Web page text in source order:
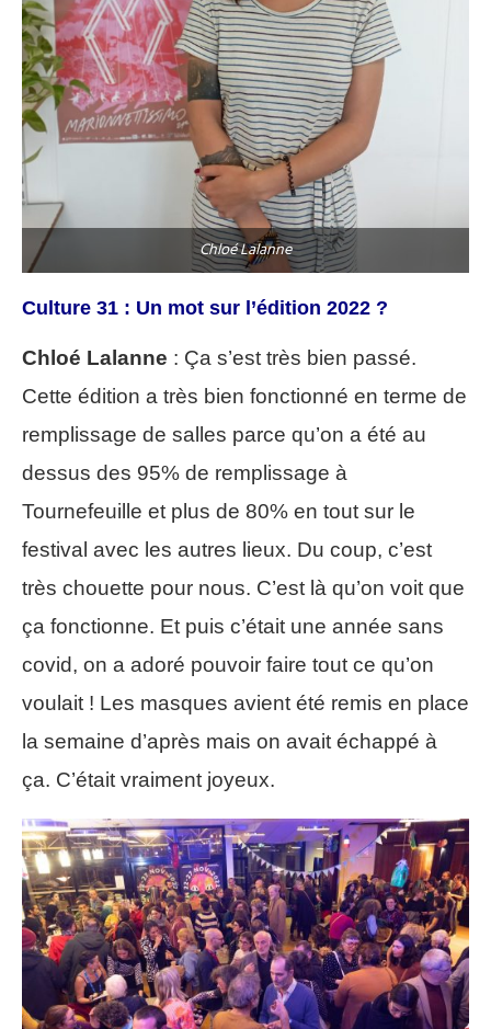
Chloé Lalanne
Culture 31 : Un mot sur l’édition 2022 ?
Chloé Lalanne : Ça s’est très bien passé.
Cette édition a très bien fonctionné en terme de
remplissage de salles parce qu’on a été au
dessus des 95% de remplissage à
Tournefeuille et plus de 80% en tout sur le
festival avec les autres lieux. Du coup, c’est
très chouette pour nous. C’est là qu’on voit que
ça fonctionne. Et puis c’était une année sans
covid, on a adoré pouvoir faire tout ce qu’on
voulait ! Les masques avient été remis en place
la semaine d’après mais on avait échappé à
ça. C’était vraiment joyeux.